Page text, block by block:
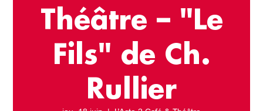
Théâtre – "Le
Fils" de Ch.
Rullier